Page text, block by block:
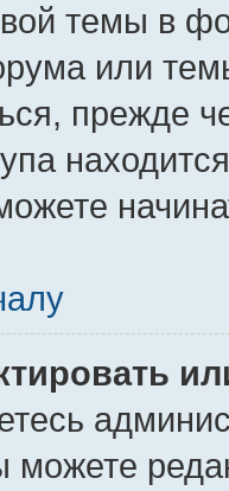
темы в
или
прежде